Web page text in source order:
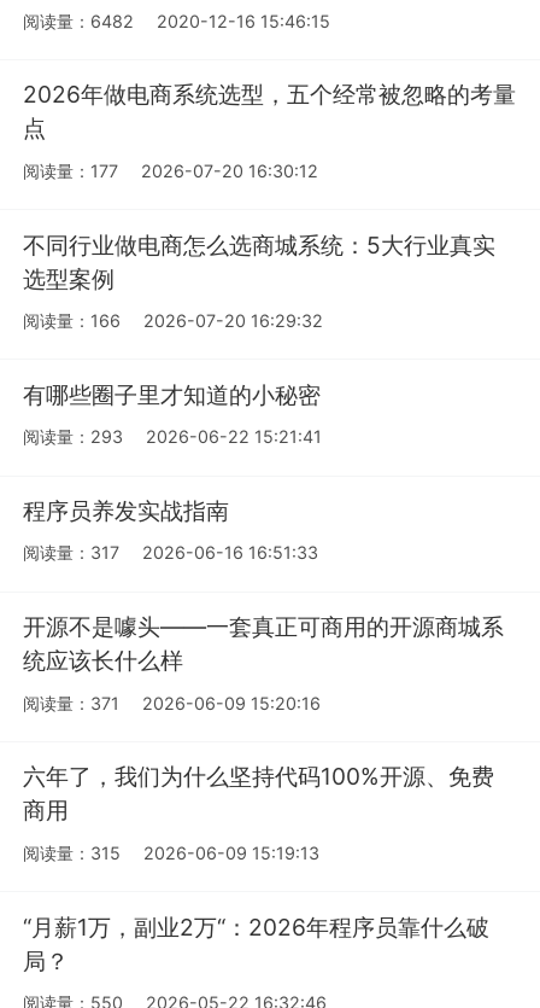
阅读量：6482 2020-12-16 15:46:15
2026年做电商系统选型，五个经常被忽略的考量
点
阅读量：177 2026-07-20 16:30:12
不同行业做电商怎么选商城系统：5大行业真实
选型案例
阅读量：166 2026-07-20 16:29:32
有哪些圈子里才知道的小秘密
阅读量：293 2026-06-22 15:21:41
程序员养发实战指南
阅读量：317 2026-06-16 16:51:33
开源不是噱头——一套真正可商用的开源商城系
统应该长什么样
阅读量：371 2026-06-09 15:20:16
六年了，我们为什么坚持代码100%开源、免费
商用
阅读量：315 2026-06-09 15:19:13
“月薪1万，副业2万“：2026年程序员靠什么破
局？
阅读量：550 2026-05-22 16:32:46